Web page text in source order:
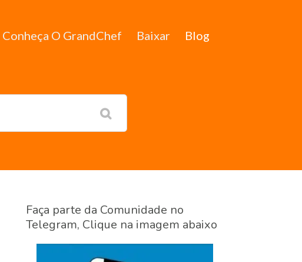
Conheça O GrandChef Baixar Blog
Faça parte da Comunidade no
Telegram, Clique na imagem abaixo